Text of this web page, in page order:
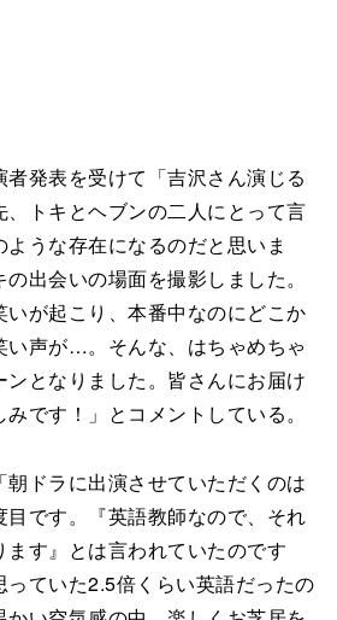
発表を受けて「吉沢さん演じる
トキとヘブンの二人にとって言
うな存在になるのだと思いま
出会いの場面を撮影しました。
いが起こり、本番中なのにどこか
い声が…。そんな、はちゃめちゃ
となりました。皆さんにお届け
です！」とコメントしている。
ドラに出演させていただくのは
目です。『英語教師なので、それ
す』とは言われていたのです
ていた2.5倍くらい英語だったの